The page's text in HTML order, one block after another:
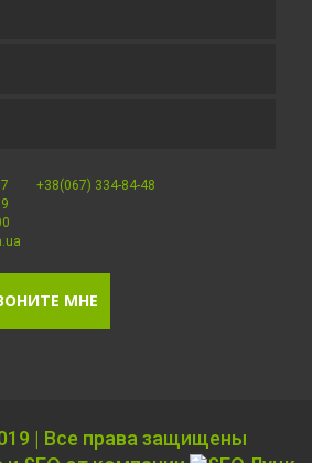
+38(067) 334-84-48
МНЕ
| Все права защищены